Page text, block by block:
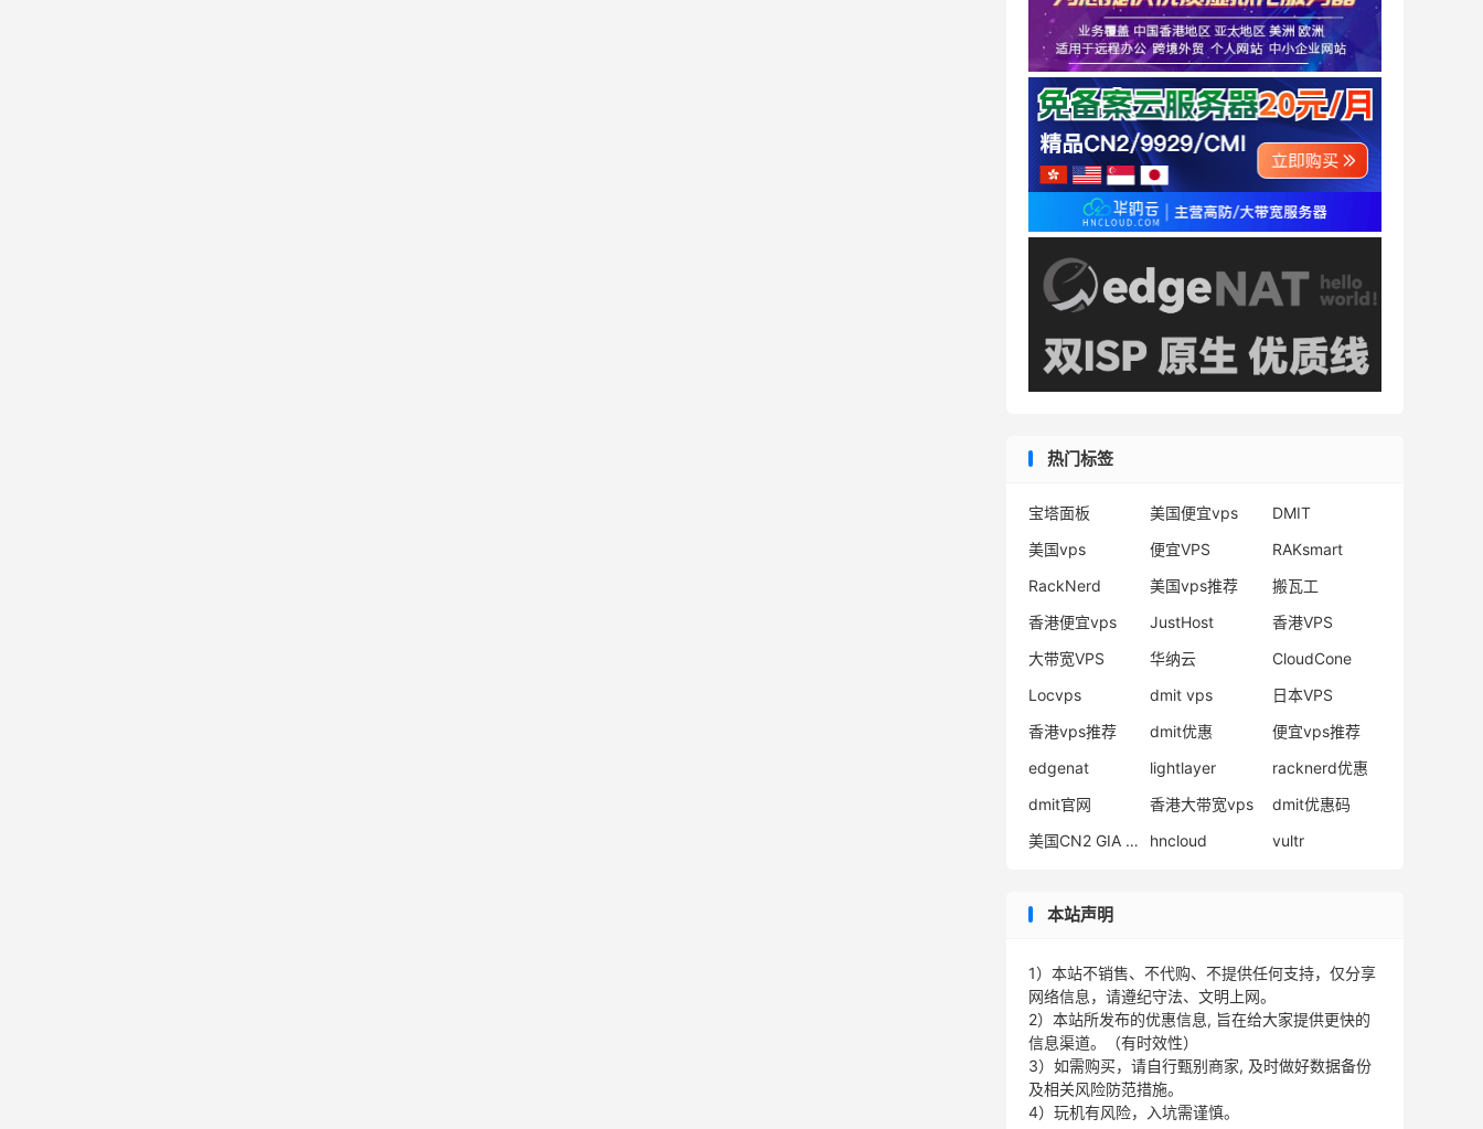
热门标签
宝塔面板 美国便宜vps
DMIT
美国vps
便宜VPS
RAKsmart
RackNerd
美国vps推荐
搬瓦工
香港便宜vps
JustHost
香港VPS
大带宽VPS
华纳云
CloudCone
Locvps
dmit vps
日本VPS
香港vps推荐
dmit优惠
便宜vps推荐
edgenat
lightlayer
racknerd优惠
dmit官网
香港大带宽vps
dmit优惠码
美国CN2 GIA VPS
hncloud vultr
本站声明
1）本站不销售、不代购、不提供任何支持，仅分享
网络信息，请遵纪守法、文明上网。
2）本站所发布的优惠信息, 旨在给大家提供更快的
信息渠道。（有时效性）
3）如需购买，请自行甄别商家, 及时做好数据备份
及相关风险防范措施。
4）玩机有风险，入坑需谨慎。